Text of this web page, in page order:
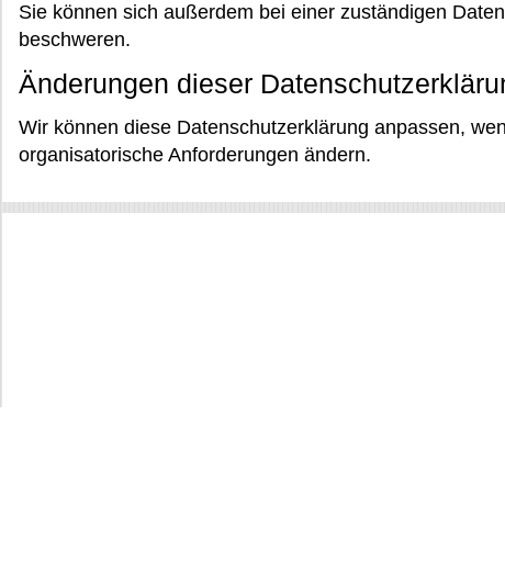
Sie können sich außerdem bei einer zuständigen
beschweren.
Änderungen dieser
Wir können diese Datenschutzerklärung anpassen,
organisatorische Anforderungen ändern.